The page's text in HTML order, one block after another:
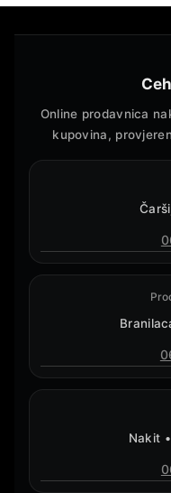
Online prodavnica
kupovina,
Nakit